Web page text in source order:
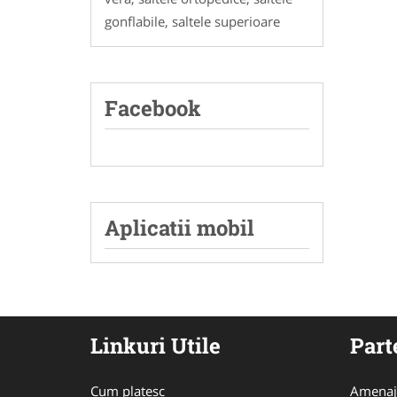
gonflabile, saltele superioare
Facebook
Aplicatii mobil
Linkuri Utile
Cum platesc